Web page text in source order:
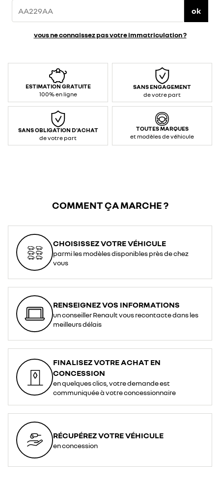
ok
vous ne connaissez pas votre immatriculation ?
ESTIMATION GRATUITE
100% en ligne
SANS ENGAGEMENT
de votre part
SANS OBLIGATION D'ACHAT
de votre part
TOUTES MARQUES
et modèles de véhicule
COMMENT ÇA MARCHE ?
CHOISISSEZ VOTRE VÉHICULE
parmi les modèles disponibles près de chez
vous
RENSEIGNEZ VOS INFORMATIONS
un conseiller Renault vous recontacte dans les
meilleurs délais
FINALISEZ VOTRE ACHAT EN
CONCESSION
en quelques clics, votre demande est
communiquée à votre concessionnaire
RÉCUPÉREZ VOTRE VÉHICULE
en concession